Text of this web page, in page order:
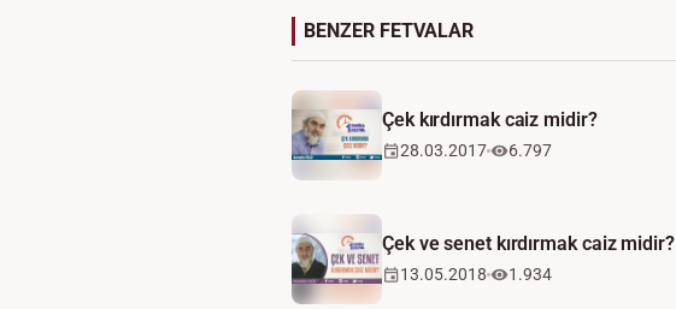
BENZER FETVALAR
Çek kırdırmak caiz midir?
28.03.2017 6.797
Çek ve senet kırdırmak caiz midir?
13.05.2018 1.934